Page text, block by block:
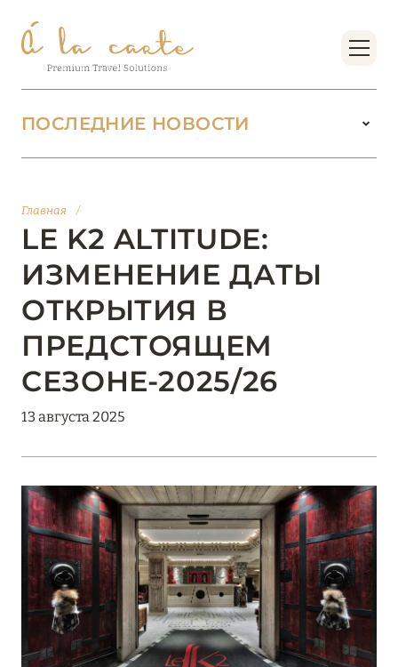
Главная /
LE K2 ALTITUDE:
ИЗМЕНЕНИЕ ДАТЫ
ОТКРЫТИЯ В
ПРЕДСТОЯЩЕМ
СЕЗОНЕ-2025/26
13 августа 2025
ПОСЛЕДНИЕ НОВОСТИ
БУТИК-КУРОРТЫ МАЛЬДИВСКИХ ОСТРОВОВ
01 июня 2026
JUMEIRAH OLHAHALI ISLAND MALDIVES: ВАШ
ОАЗИС ТЕПЛА И ИЗЫСКАННОСТИ
THE ST. REGIS MALDIVES VOMMULI:
МАНИФЕСТ ЭСТЕТИКИ В САМОМ СЕРДЦЕ
ОКЕАНА
Подробнее
27 апреля 2026